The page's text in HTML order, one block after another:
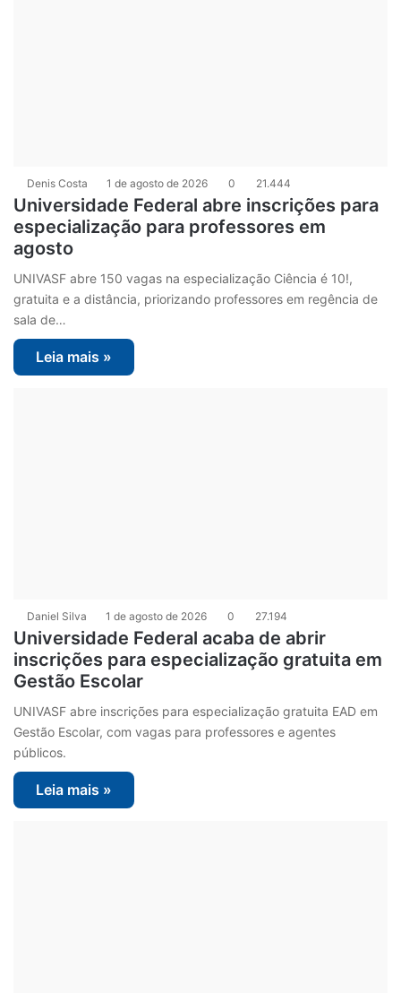
Denis Costa 1 de agosto de 2026 0 21.444
Universidade Federal abre inscrições para
especialização para professores em
agosto
UNIVASF abre 150 vagas na especialização Ciência é 10!,
gratuita e a distância, priorizando professores em regência de
sala de…
Leia mais »
Daniel Silva 1 de agosto de 2026 0 27.194
Universidade Federal acaba de abrir
inscrições para especialização gratuita em
Gestão Escolar
UNIVASF abre inscrições para especialização gratuita EAD em
Gestão Escolar, com vagas para professores e agentes
públicos.
Leia mais »